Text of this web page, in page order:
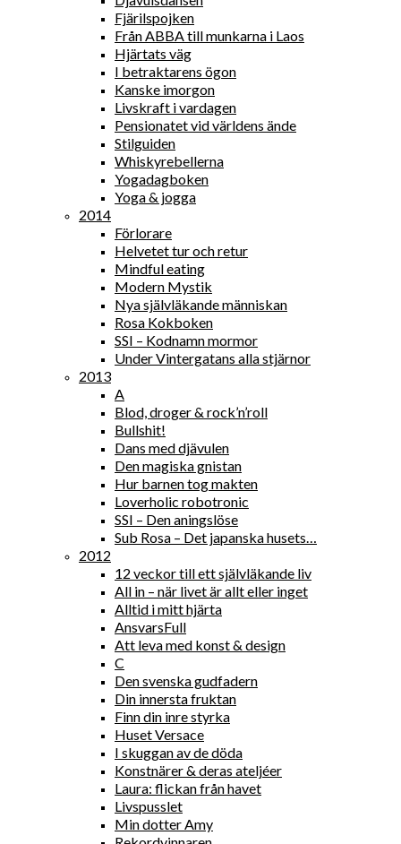
Fjärilspojken
Från ABBA till munkarna i Laos
Hjärtats väg
I betraktarens ögon
Kanske imorgon
Livskraft i vardagen
Pensionatet vid världens ände
Stilguiden
Whiskyrebellerna
Yogadagboken
Yoga & jogga
2014
Förlorare
Helvetet tur och retur
Mindful eating
Modern Mystik
Nya självläkande människan
Rosa Kokboken
SSI – Kodnamn mormor
Under Vintergatans alla stjärnor
2013
A
Blod, droger & rock’n’roll
Bullshit!
Dans med djävulen
Den magiska gnistan
Hur barnen tog makten
Loverholic robotronic
SSI – Den aningslöse
Sub Rosa – Det japanska husets…
2012
12 veckor till ett självläkande liv
All in – när livet är allt eller inget
Alltid i mitt hjärta
AnsvarsFull
Att leva med konst & design
C
Den svenska gudfadern
Din innersta fruktan
Finn din inre styrka
Huset Versace
I skuggan av de döda
Konstnärer & deras ateljéer
Laura: flickan från havet
Livspusslet
Min dotter Amy